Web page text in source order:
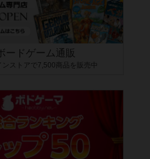
ードゲーム通販
ンストアで7,500商品を販売中